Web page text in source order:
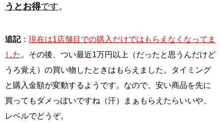
うとお得です。
追記： 現在は1店舗目での購入だけではもらえなくなってま
した 。その後、つい最近1万円以上（だったと思うんだけど
うろ覚え）の買い物したときはもらえました。タイミング
と購入金額が変動するようです。なので、安い商品を先に
買ってもダメっぽいですね（汗）まぁもらえたらいいや、
レベルでどうぞ。